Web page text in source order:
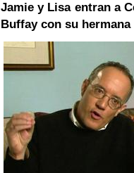
Jamie y Lisa entran a
Buffay con su hermana